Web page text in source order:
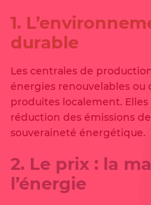
1.
durable
Les centrales de
énergies renouvelables ou
produites localement.
réduction des émissions
souveraineté énergétique.
2. Le prix : la
l’énergie